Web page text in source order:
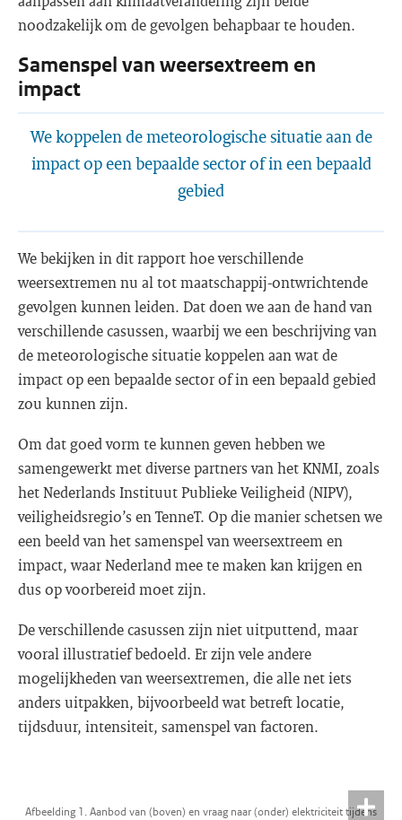
noodzakelijk om de gevolgen behapbaar te houden.
Samenspel van weersextreem en
impact
We koppelen de meteorologische situatie aan de
impact op een bepaalde sector of in een bepaald
gebied
We bekijken in dit rapport hoe verschillende
weersextremen nu al tot maatschappij-ontwrichtende
gevolgen kunnen leiden. Dat doen we aan de hand van
verschillende casussen, waarbij we een beschrijving van
de meteorologische situatie koppelen aan wat de
impact op een bepaalde sector of in een bepaald gebied
zou kunnen zijn.
Om dat goed vorm te kunnen geven hebben we
samengewerkt met diverse partners van het KNMI, zoals
het Nederlands Instituut Publieke Veiligheid (NIPV),
veiligheidsregio’s en TenneT. Op die manier schetsen we
een beeld van het samenspel van weersextreem en
impact, waar Nederland mee te maken kan krijgen en
dus op voorbereid moet zijn.
De verschillende casussen zijn niet uitputtend, maar
vooral illustratief bedoeld. Er zijn vele andere
mogelijkheden van weersextremen, die alle net iets
anders uitpakken, bijvoorbeeld wat betreft locatie,
tijdsduur, intensiteit, samenspel van factoren.
Afbeelding 1. Aanbod van (boven) en vraag naar (onder) elektriciteit tijdens